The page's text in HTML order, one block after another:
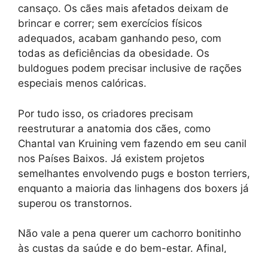
cansaço. Os cães mais afetados deixam de
brincar e correr; sem exercícios físicos
adequados, acabam ganhando peso, com
todas as deficiências da obesidade. Os
buldogues podem precisar inclusive de rações
especiais menos calóricas.
Por tudo isso, os criadores precisam
reestruturar a anatomia dos cães, como
Chantal van Kruining vem fazendo em seu canil
nos Países Baixos. Já existem projetos
semelhantes envolvendo pugs e boston terriers,
enquanto a maioria das linhagens dos boxers já
superou os transtornos.
Não vale a pena querer um cachorro bonitinho
às custas da saúde e do bem-estar. Afinal,